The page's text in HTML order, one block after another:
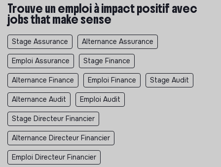
Trouve un emploi à impact positif avec
jobs that make sense
Stage Assurance Alternance Assurance
Emploi Assurance Stage Finance
Alternance Finance Emploi Finance Stage Audit
Alternance Audit Emploi Audit
Stage Directeur Financier
Alternance Directeur Financier
Emploi Directeur Financier